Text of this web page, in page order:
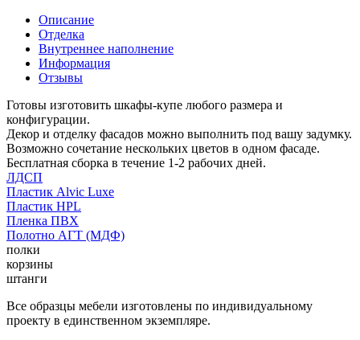
Описание
Отделка
Внутреннее наполнение
Информация
Отзывы
Готовы изготовить шкафы-купе любого размера и
конфигурации.
Декор и отделку фасадов можно выполнить под вашу задумку.
Возможно сочетание нескольких цветов в одном фасаде.
Бесплатная сборка в течение 1-2 рабочих дней.
ЛДСП
Пластик Alvic Luxe
Пластик HPL
Пленка ПВХ
Полотно АГТ (МДФ)
полки
корзины
штанги
Все образцы мебели изготовлены по индивидуальному
проекту в единственном экземпляре.